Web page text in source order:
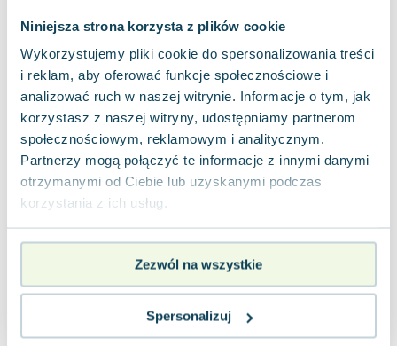
Niniejsza strona korzysta z plików cookie
Wykorzystujemy pliki cookie do spersonalizowania treści
i reklam, aby oferować funkcje społecznościowe i
analizować ruch w naszej witrynie. Informacje o tym, jak
korzystasz z naszej witryny, udostępniamy partnerom
społecznościowym, reklamowym i analitycznym.
Partnerzy mogą połączyć te informacje z innymi danymi
otrzymanymi od Ciebie lub uzyskanymi podczas
korzystania z ich usług.
Zezwól na wszystkie
Spersonalizuj